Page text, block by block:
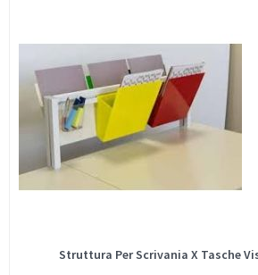
Struttura Per Scrivania X Tasche